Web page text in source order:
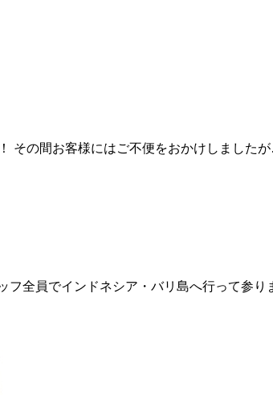
その間お客様にはご不便をおかけしました
フ全員でインドネシア・バリ島へ行って参